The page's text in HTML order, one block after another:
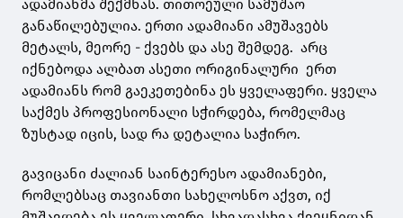
ადამიანმა შექმნას. თითოეული სამუშაო
განაწილებულია. ერთი ადამიანი ამუშავებს
მეტალს, მეორე - ქვებს და ასე შემდეგ. არც
იქნებოდა ალბათ ასეთი ორიგინალური ერთ
ადამიანს რომ გაეკეთებინა ეს ყველაფერი. ყველა
საქმეს პროფესიონალი სჭირდება, რომელმაც
ზუსტად იცის, სად რა დეტალია საჭირო.
გავიცანი ძალიან საინტერესო ადამიანები,
რომლებსაც თავიანთი სახელოსნო აქვთ, იქ